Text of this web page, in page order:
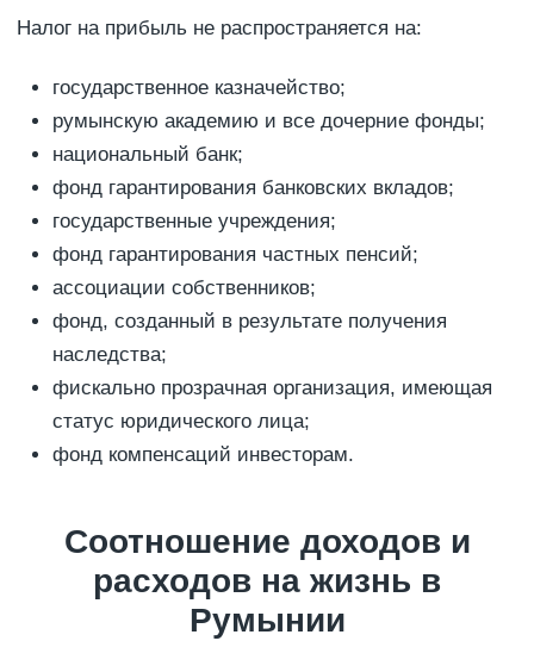
Налог на прибыль не распространяется на:
государственное казначейство;
румынскую академию и все дочерние фонды;
национальный банк;
фонд гарантирования банковских вкладов;
государственные учреждения;
фонд гарантирования частных пенсий;
ассоциации собственников;
фонд, созданный в результате получения
наследства;
фискально прозрачная организация, имеющая
статус юридического лица;
фонд компенсаций инвесторам.
Соотношение доходов и
расходов на жизнь в
Румынии